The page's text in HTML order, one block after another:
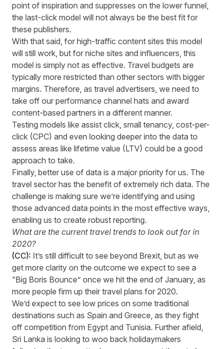
point of inspiration and suppresses on the lower funnel,
the last-click model will not always be the best fit for
these publishers.
With that said, for high-traffic content sites this model
will still work, but for niche sites and influencers, this
model is simply not as effective. Travel budgets are
typically more restricted than other sectors with bigger
margins. Therefore, as travel advertisers, we need to
take off our performance channel hats and award
content-based partners in a different manner.
Testing models like assist click, small tenancy, cost-per-
click (CPC) and even looking deeper into the data to
assess areas like lifetime value (LTV) could be a good
approach to take.
Finally, better use of data is a major priority for us. The
travel sector has the benefit of extremely rich data. The
challenge is making sure we’re identifying and using
those advanced data points in the most effective ways,
enabling us to create robust reporting.
What are the current travel trends to look out for in
2020?
(CC): It’s still difficult to see beyond Brexit, but as we
get more clarity on the outcome we expect to see a
“Big Boris Bounce” once we hit the end of January, as
more people firm up their travel plans for 2020.
We’d expect to see low prices on some traditional
destinations such as Spain and Greece, as they fight
off competition from Egypt and Tunisia. Further afield,
Sri Lanka is looking to woo back holidaymakers